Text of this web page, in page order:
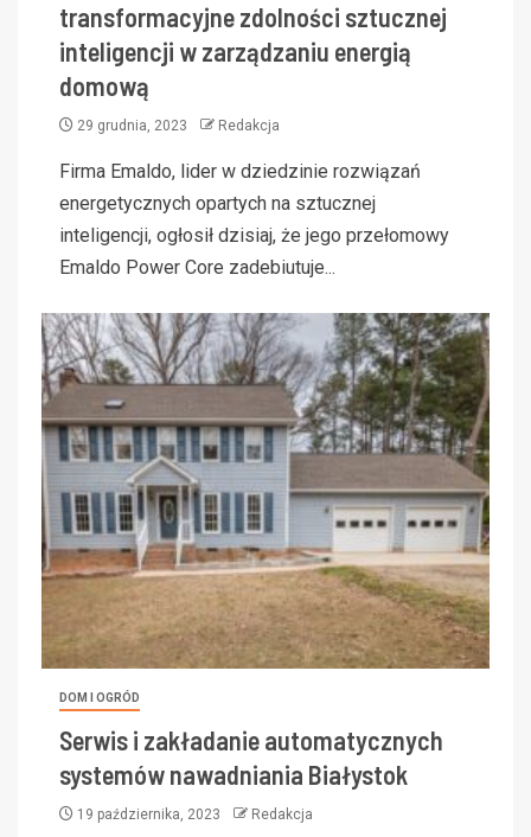
transformacyjne zdolności sztucznej
inteligencji w zarządzaniu energią
domową
29 grudnia, 2023 Redakcja
Firma Emaldo, lider w dziedzinie rozwiązań
energetycznych opartych na sztucznej
inteligencji, ogłosił dzisiaj, że jego przełomowy
Emaldo Power Core zadebiutuje...
DOM I OGRÓD
Serwis i zakładanie automatycznych
systemów nawadniania Białystok
19 października, 2023 Redakcja